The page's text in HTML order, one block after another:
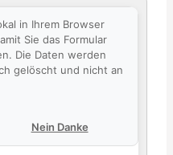
in Ihrem Browser
Sie das Formular
Die Daten werden
gelöscht und nicht an
Nein Danke